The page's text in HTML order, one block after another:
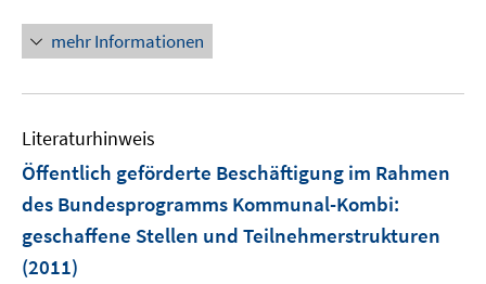
n
e
ö
f
e
m
e
s
t
e
n
e
u
m
F
n
s
t
mehr Informationen
Literaturhinweis
Öffentlich geförderte Beschäftigung im Rahmen
des Bundesprogramms Kommunal-Kombi:
geschaffene Stellen und Teilnehmerstrukturen
(2011)